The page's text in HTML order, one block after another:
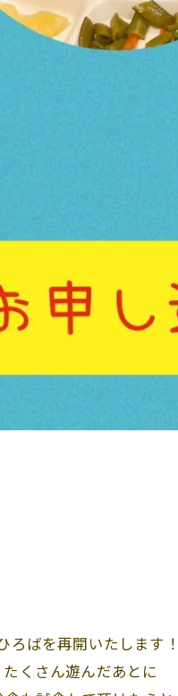
ろばを再開いたします！
くさん遊んだあとに